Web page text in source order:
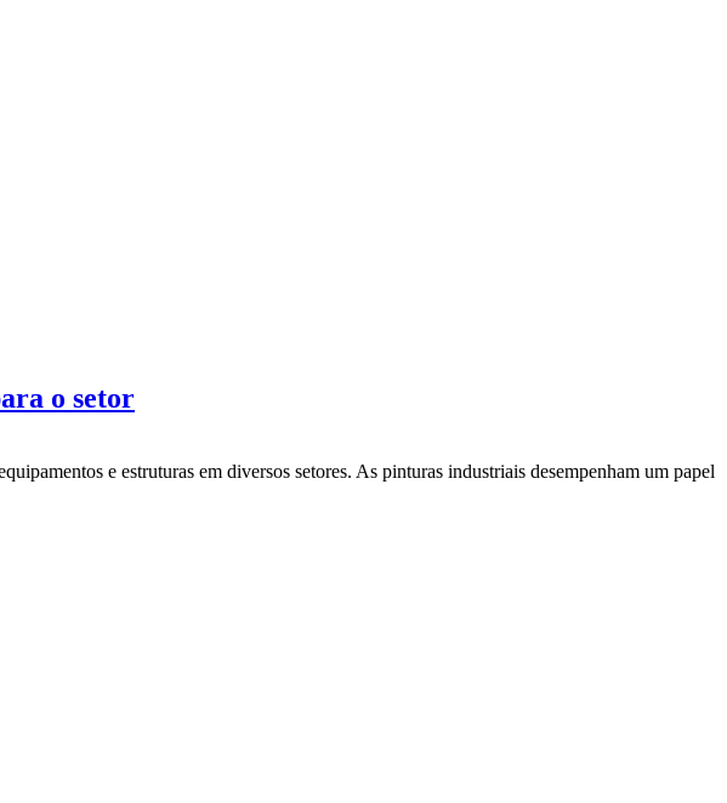
o setor
e estruturas em diversos setores. As pinturas industriais desempenham um papel